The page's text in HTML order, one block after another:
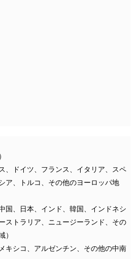
、ドイツ、フランス、イタリア、スペ
ア、トルコ、その他のヨーロッパ地
国、日本、インド、韓国、インドネシ
ストラリア、ニュージーランド、その
キシコ、アルゼンチン、その他の中南